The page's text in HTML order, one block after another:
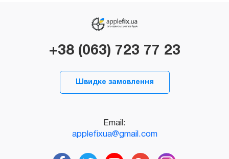
+38 (063) 723 77 23
Швидке замовлення
Email:
applefixua@gmail.com